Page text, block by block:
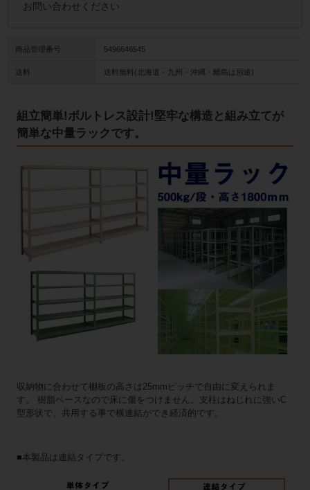
お問い合わせください
商品管理番号 5496646545
送料 送料無料(北海道・九州・沖縄・離島は別途)
組立簡単!ボルトレス設計!堅牢な構造と組み立てが
簡単な中量ラックです。
収納物に合わせて棚板の高さは25mmピッチで自由に変えられま
す。 樹脂ベースなので床に傷をつけません。支柱はねじれに強いC
型形状で、共用する事で横連結ができ経済的です。
■本製品は連結タイプです。